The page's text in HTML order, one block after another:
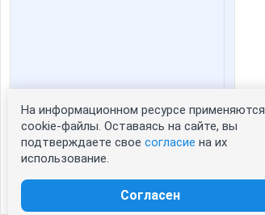
Статистика портрета:
сейчас просматривают портрет - 0
зарегистрированные пользователи
На информационном ресурсе применяются
cookie-файлы. Оставаясь на сайте, вы
подтверждаете свое согласие на их
использование.
Согласен